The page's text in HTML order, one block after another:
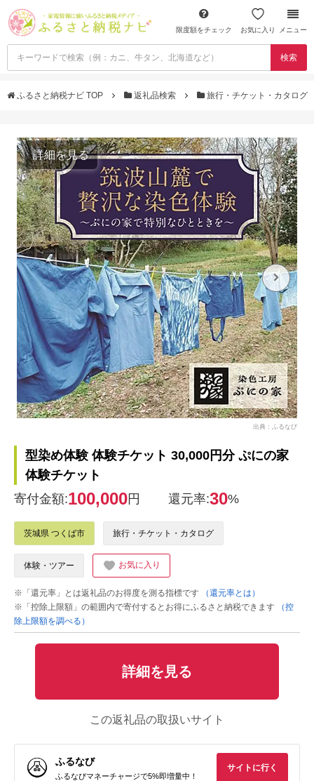
限度額をチェック お気に入り メニュー
検索
ふるさと納税ナビ TOP 返礼品検索 旅行・チケット・カタログ
詳細を見る
出典：ふるなび
型染め体験 体験チケット 30,000円分 ぷにの家
体験チケット
寄付金額:100,000円 還元率:30%
茨城県 つくば市 旅行・チケット・カタログ
体験・ツアー お気に入り
※「還元率」とは返礼品のお得度を測る指標です
（還元率とは）
※「控除上限額」の範囲内で寄付するとお得にふるさと納税できます
（控
除上限額を調べる）
詳細を見る
この返礼品の取扱いサイト
ふるなび
ふるなびマネーチャージで5%即増量中！
サイトに行く